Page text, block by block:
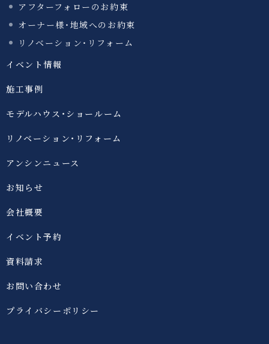
アフターフォローのお約束
オーナー様・地域へのお約束
リノベーション・リフォーム
イベント情報
施工事例
モデルハウス・ショールーム
リノベーション・リフォーム
アンシンニュース
お知らせ
会社概要
イベント予約
資料請求
お問い合わせ
プライバシーポリシー